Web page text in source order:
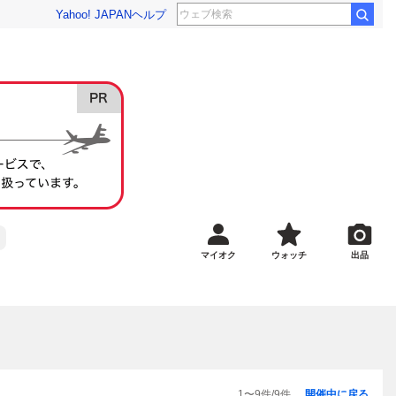
Yahoo! JAPANヘルプ
マイオク ウォッチ 出品